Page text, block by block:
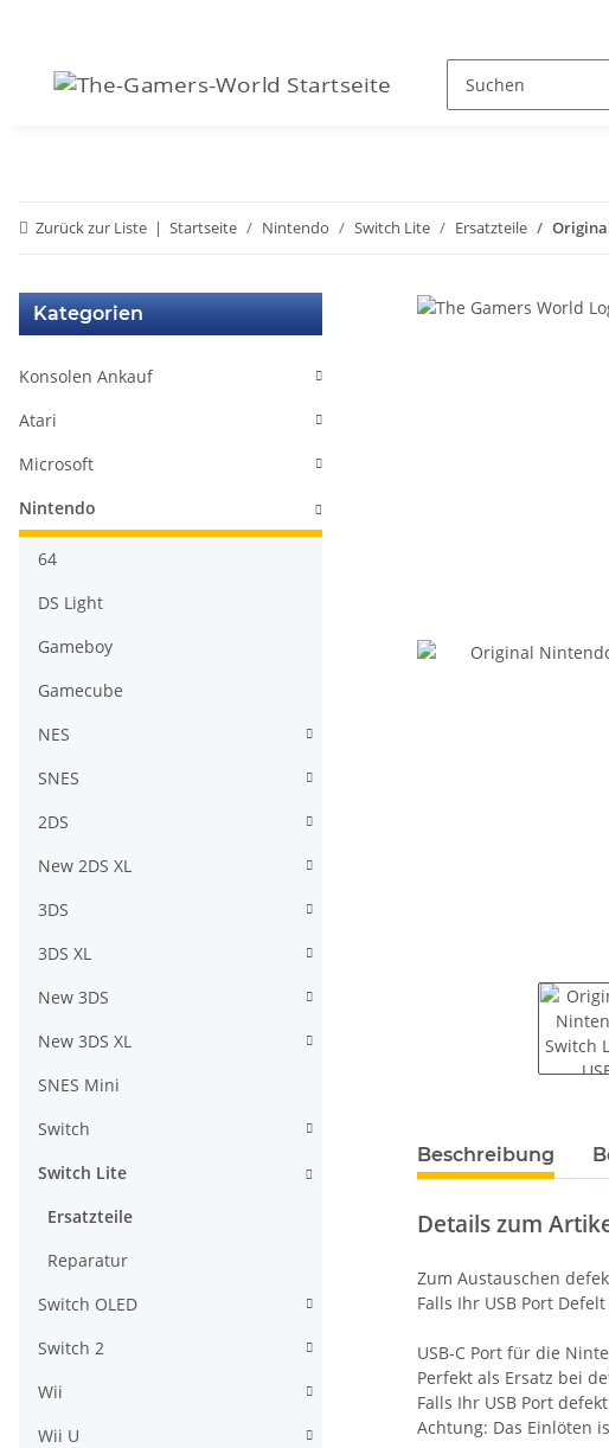
Zurück zur Liste Startseite Nintendo Switch Lite Ersatzteile
weitere Registerkarten
Beschreibung
Details zum
Zum Austauschen
Falls Ihr USB Port
USB-C Port für die
Perfekt als Ersatz bei
Falls Ihr USB Port
Achtung: Das Einlöten
Kategorien
Konsolen Ankauf
Atari
Microsoft
Nintendo
64
DS Light
Gameboy
Gamecube
NES
SNES
2DS
New 2DS XL
3DS
3DS XL
New 3DS
New 3DS XL
SNES Mini
Switch
Switch Lite
Ersatzteile
Reparatur
Switch OLED
Switch 2
Wii
Wii U